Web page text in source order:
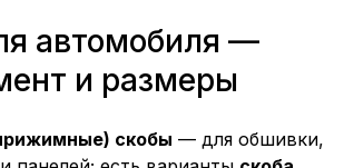
автомобиля —
и размеры
скобы — для обшивки,